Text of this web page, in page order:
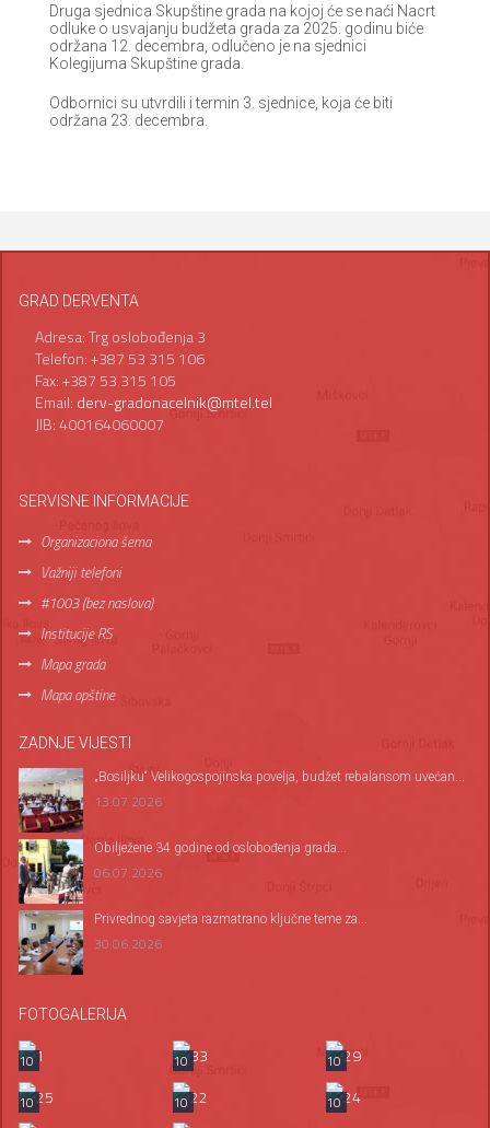
Druga sjednica Skupštine grada na kojoj će se naći Nacrt
odluke o usvajanju budžeta grada za 2025. godinu biće
održana 12. decembra, odlučeno je na sjednici
Kolegijuma Skupštine grada.
Odbornici su utvrdili i termin 3. sjednice, koja će biti
održana 23. decembra.
GRAD DERVENTA
Adresa: Trg oslobođenja 3
Telefon: +387 53 315 106
Fax: +387 53 315 105
Email: derv-gradonacelnik@mtel.tel
JIB: 400164060007
SERVISNE INFORMACIJE
Organizaciona šema
Važniji telefoni
#1003 (bez naslova)
Institucije RS
Mapa grada
Mapa opštine
ZADNJE VIJESTI
„Bosiljku“ Velikogospojinska povelja, budžet rebalansom uvećan...
13.07.2026
Оbilježene 34 godine od oslobođenja grada...
06.07.2026
Privrednog savjeta razmatrano ključne teme za...
30.06.2026
FOTOGALERIJA
10 10
10
10
10 10